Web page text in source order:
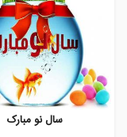
سال نو مبارک